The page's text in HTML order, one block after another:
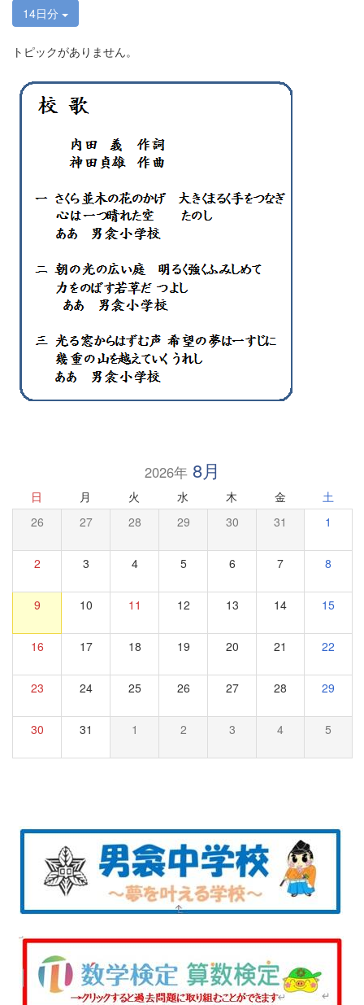
14日分
トピックがありません。
2026年8月
日 月 火 水 木 金 土
26 27 28 29 30 31 1
2 3 4 5 6 7 8
9 10 11 12 13 14 15
16 17 18 19 20 21 22
23 24 25 26 27 28 29
30 31 1 2 3 4 5